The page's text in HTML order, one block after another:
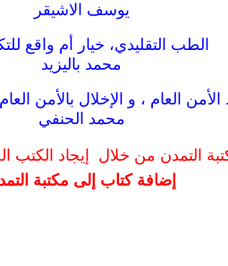
يوسف الاشيقر
الطب التقليدي، خيار أم واقع
محمد باليزيد
العام ، و الإخلال بالأمن
محمد الحنفي
التمدن من خلال إيجاد الكتب
إضافة كتاب إلى مكتبة